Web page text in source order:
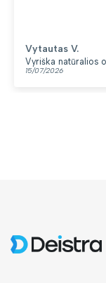
Vytautas V.
Vyriška natūralios
15/07/2026